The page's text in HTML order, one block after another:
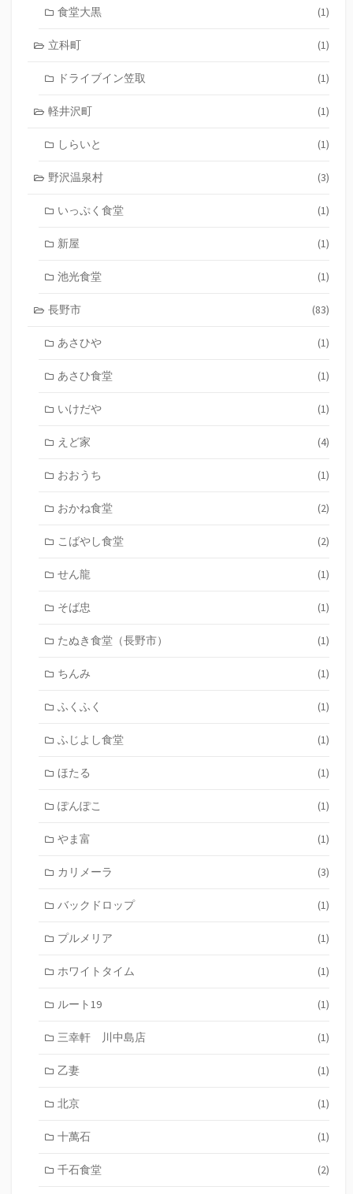
食堂大黒 (1)
立科町 (1)
ドライブイン笠取 (1)
軽井沢町 (1)
しらいと (1)
野沢温泉村 (3)
いっぷく食堂 (1)
新屋 (1)
池光食堂 (1)
長野市 (83)
あさひや (1)
あさひ食堂 (1)
いけだや (1)
えど家 (4)
おおうち (1)
おかね食堂 (2)
こばやし食堂 (2)
せん龍 (1)
そば忠 (1)
たぬき食堂（長野市） (1)
ちんみ (1)
ふくふく (1)
ふじよし食堂 (1)
ほたる (1)
ぽんぽこ (1)
やま富 (1)
カリメーラ (3)
バックドロップ (1)
プルメリア (1)
ホワイトタイム (1)
ルート19 (1)
三幸軒 川中島店 (1)
乙妻 (1)
北京 (1)
十萬石 (1)
千石食堂 (2)